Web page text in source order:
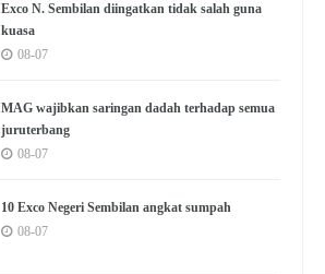
Exco N. Sembilan diingatkan tidak salah guna
kuasa
08-07
MAG wajibkan saringan dadah terhadap semua
juruterbang
08-07
10 Exco Negeri Sembilan angkat sumpah
08-07